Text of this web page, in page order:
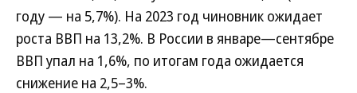
году — на 5,7%). На 2023 год чиновник ожидает
роста ВВП на 13,2%. В России в январе—сентябре
ВВП упал на 1,6%, по итогам года ожидается
снижение на 2,5–3%.